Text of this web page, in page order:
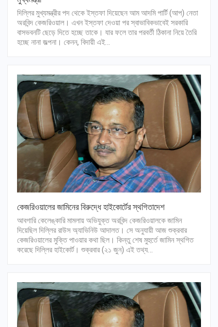
দিল্লির মুখ্যমন্ত্রীর পদ থেকে ইস্তফা দিয়েছেন আম আদমি পার্টি (আপ) নেতা
অরবিন্দ কেজরিওয়াল। এখন ইস্তফা দেওয়া পর স্বাভাবিকভাবেই সরকারি
বাসভবনটি ছেড়ে দিতে হচ্ছে তাকে। যার ফলে তার পরবর্তী ঠিকানা নিয়ে তৈরি
হচ্ছে নানা জল্পনা। কেনন, বিদায়ী এই…
কেজরিওয়ালের জামিনের বিরুদ্ধে হাইকোর্টের স্থগিতাদেশ
আবগারি কেলেঙ্কারি মামলায় অভিযুক্ত অরবিন্দ কেজরিওয়ালকে জামিন
দিয়েছিল দিল্লির রাউস অ্যাভিনিউ আদালত। সে অনুযায়ী আজ শুক্রবার
কেজরিওয়ালের মুক্তি পাওয়ার কথা ছিল। কিন্তু শেষ মুহুর্তে জামিন স্থগিত
করেছে দিল্লির হাইকোর্ট। শুক্রবার (২১ জুন) এই তথ্য…